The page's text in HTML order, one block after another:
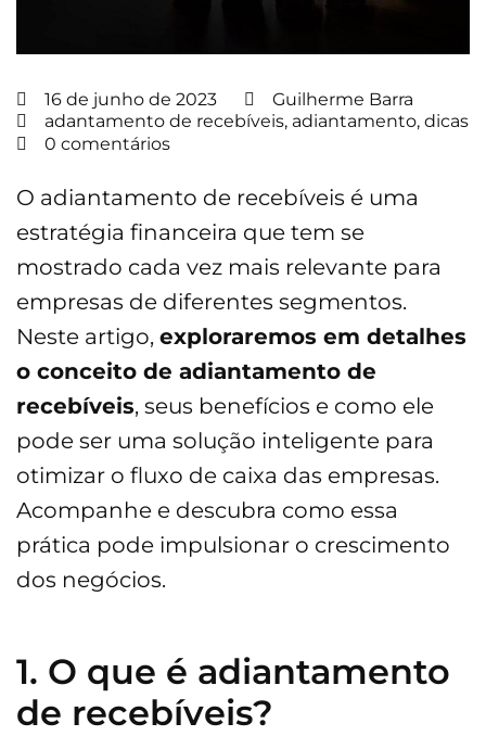
16 de junho de 2023
Guilherme Barra
adantamento de recebíveis, adiantamento, dicas
0 comentários
O adiantamento de recebíveis é uma
estratégia financeira que tem se
mostrado cada vez mais relevante para
empresas de diferentes segmentos.
Neste artigo, exploraremos em detalhes
o conceito de adiantamento de
recebíveis, seus benefícios e como ele
pode ser uma solução inteligente para
otimizar o fluxo de caixa das empresas.
Acompanhe e descubra como essa
prática pode impulsionar o crescimento
dos negócios.
1. O que é adiantamento
de recebíveis?